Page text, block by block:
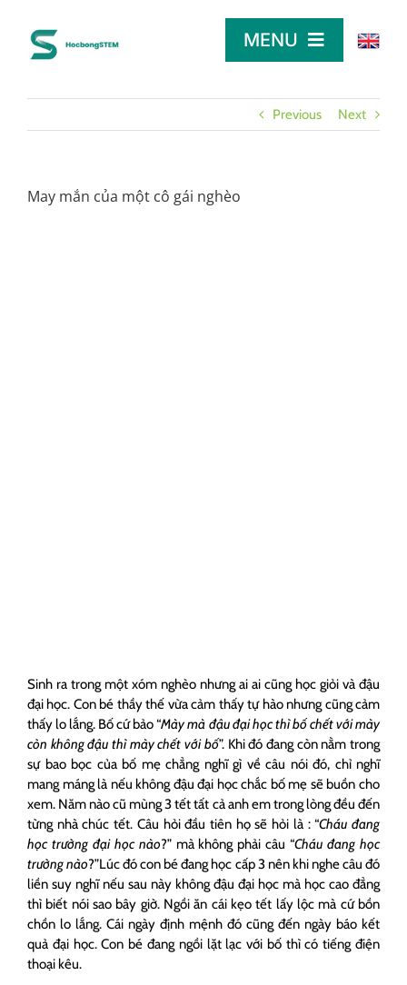
content
MENU
Previous Next
May mắn của một cô gái nghèo
Sinh ra trong một xóm nghèo nhưng ai ai cũng học giỏi và đậu
đại học. Con bé thầy thế vừa cảm thấy tự hào nhưng cũng cảm
thấy lo lắng. Bố cứ bảo “Mày mà đậu đại học thì bố chết với mày
còn không đậu thì mày chết với bố”. Khi đó đang còn nằm trong
sự bao bọc của bố mẹ chẳng nghĩ gì về câu nói đó, chỉ nghĩ
mang máng là nếu không đậu đại học chắc bố mẹ sẽ buồn cho
xem. Năm nào cũ mùng 3 tết tất cả anh em trong lòng đều đến
từng nhà chúc tết. Câu hỏi đầu tiên họ sẽ hỏi là : “Cháu đang
học trường đại học nào?” mà không phải câu “Cháu đang học
trường nào?”Lúc đó con bé đang học cấp 3 nên khi nghe câu đó
liền suy nghĩ nếu sau này không đậu đại học mà học cao đẳng
thì biết nói sao bây giờ. Ngồi ăn cái kẹo tết lấy lộc mà cứ bồn
chồn lo lắng. Cái ngày định mệnh đó cũng đến ngày báo kết
quả đại học. Con bé đang ngồi lặt lạc với bố thì có tiếng điện
thoại kêu.